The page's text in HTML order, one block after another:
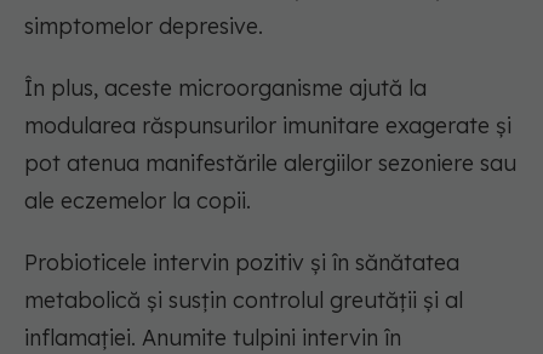
simptomelor depresive.
În plus, aceste microorganisme ajută la
modularea răspunsurilor imunitare exagerate și
pot atenua manifestările alergiilor sezoniere sau
ale eczemelor la copii.
Probioticele intervin pozitiv și în sănătatea
metabolică și susțin controlul greutății și al
inflamației. Anumite tulpini intervin în